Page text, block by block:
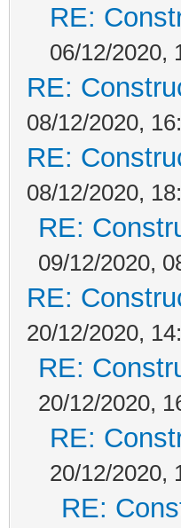
RE:
06/12/2020,
RE:
08/12/2020,
RE:
08/12/2020,
RE:
09/12/2020,
RE:
20/12/2020,
RE:
20/12/2020,
RE:
20/12/2020,
RE: